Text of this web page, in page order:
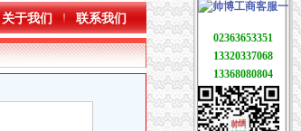
关于我们 联系我们
02363653351
13320337068
13368080804